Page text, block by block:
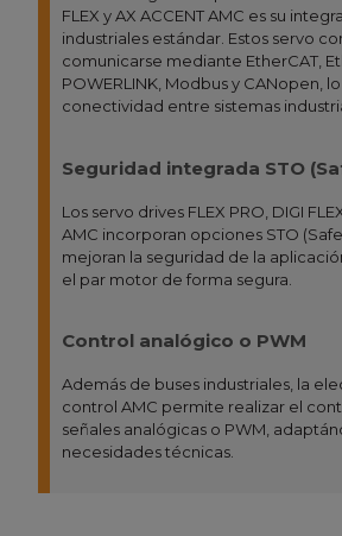
FLEX y AX ACCENT AMC es su
industriales estándar. Estos servo
comunicarse mediante EtherCAT,
POWERLINK, Modbus y CANopen,
conectividad entre sistemas
Seguridad integrada STO
Los servo drives FLEX PRO, DIGI
AMC incorporan opciones STO
mejoran la seguridad de la
el par motor de forma segura.
Control analógico o PWM
Además de buses industriales, la
control AMC permite realizar el
señales analógicas o PWM,
necesidades técnicas.